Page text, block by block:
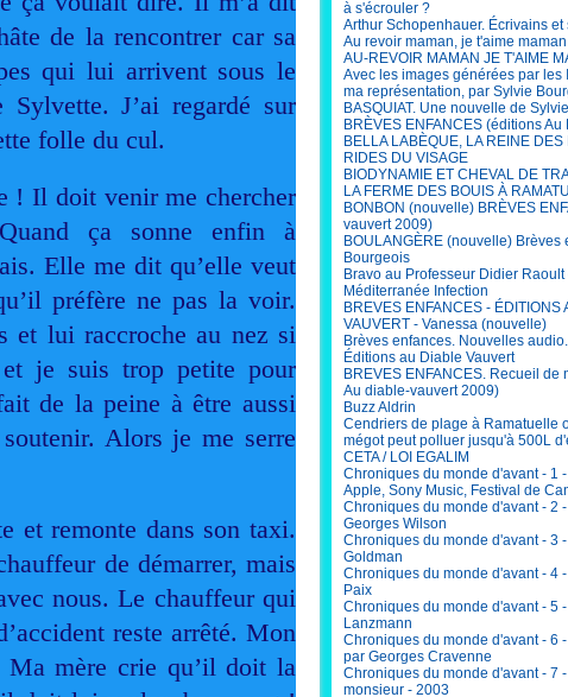
de la rencontrer car sa
qui lui arrivent sous le
J’ai regardé sur
folle du cul.
! Il doit venir me chercher
ça sonne enfin à
Elle me dit qu’elle veut
préfère ne pas la voir.
et lui raccroche au nez si
je suis trop petite pour
de la peine à être aussi
Alors je me serre
et remonte dans son taxi.
de démarrer, mais
nous. Le chauffeur qui
reste arrêté. Mon
mère crie qu’il doit la
à s'écrouler ?
Arthur Schopenhauer. Écrivains et
Au revoir maman, je t'aime
AU-REVOIR MAMAN JE T'AIME
Avec les images générées par les
ma représentation, par Sylvie
BASQUIAT. Une nouvelle de
BRÈVES ENFANCES (éditions
BELLA LABÈQUE, LA REINE
RIDES DU VISAGE
BIODYNAMIE ET CHEVAL DE
LA FERME DES BOUIS À
BONBON (nouvelle) BRÈVES
vauvert 2009)
BOULANGÈRE (nouvelle) Brèves
Bourgeois
Bravo au Professeur Didier Raoult
Méditerranée Infection
BREVES ENFANCES - ÉDITIONS
VAUVERT - Vanessa (nouvelle)
Brèves enfances. Nouvelles
Éditions au Diable Vauvert
BREVES ENFANCES. Recueil de
Au diable-vauvert 2009)
Buzz Aldrin
Cendriers de plage à Ramatuelle
mégot peut polluer jusqu'à 500L
CETA / LOI EGALIM
Chroniques du monde d'avant - 1
Apple, Sony Music, Festival de
Chroniques du monde d'avant - 2
Georges Wilson
Chroniques du monde d'avant - 3
Goldman
Chroniques du monde d'avant - 4
Paix
Chroniques du monde d'avant - 5
Lanzmann
Chroniques du monde d'avant - 6
par Georges Cravenne
Chroniques du monde d'avant - 7
monsieur - 2003